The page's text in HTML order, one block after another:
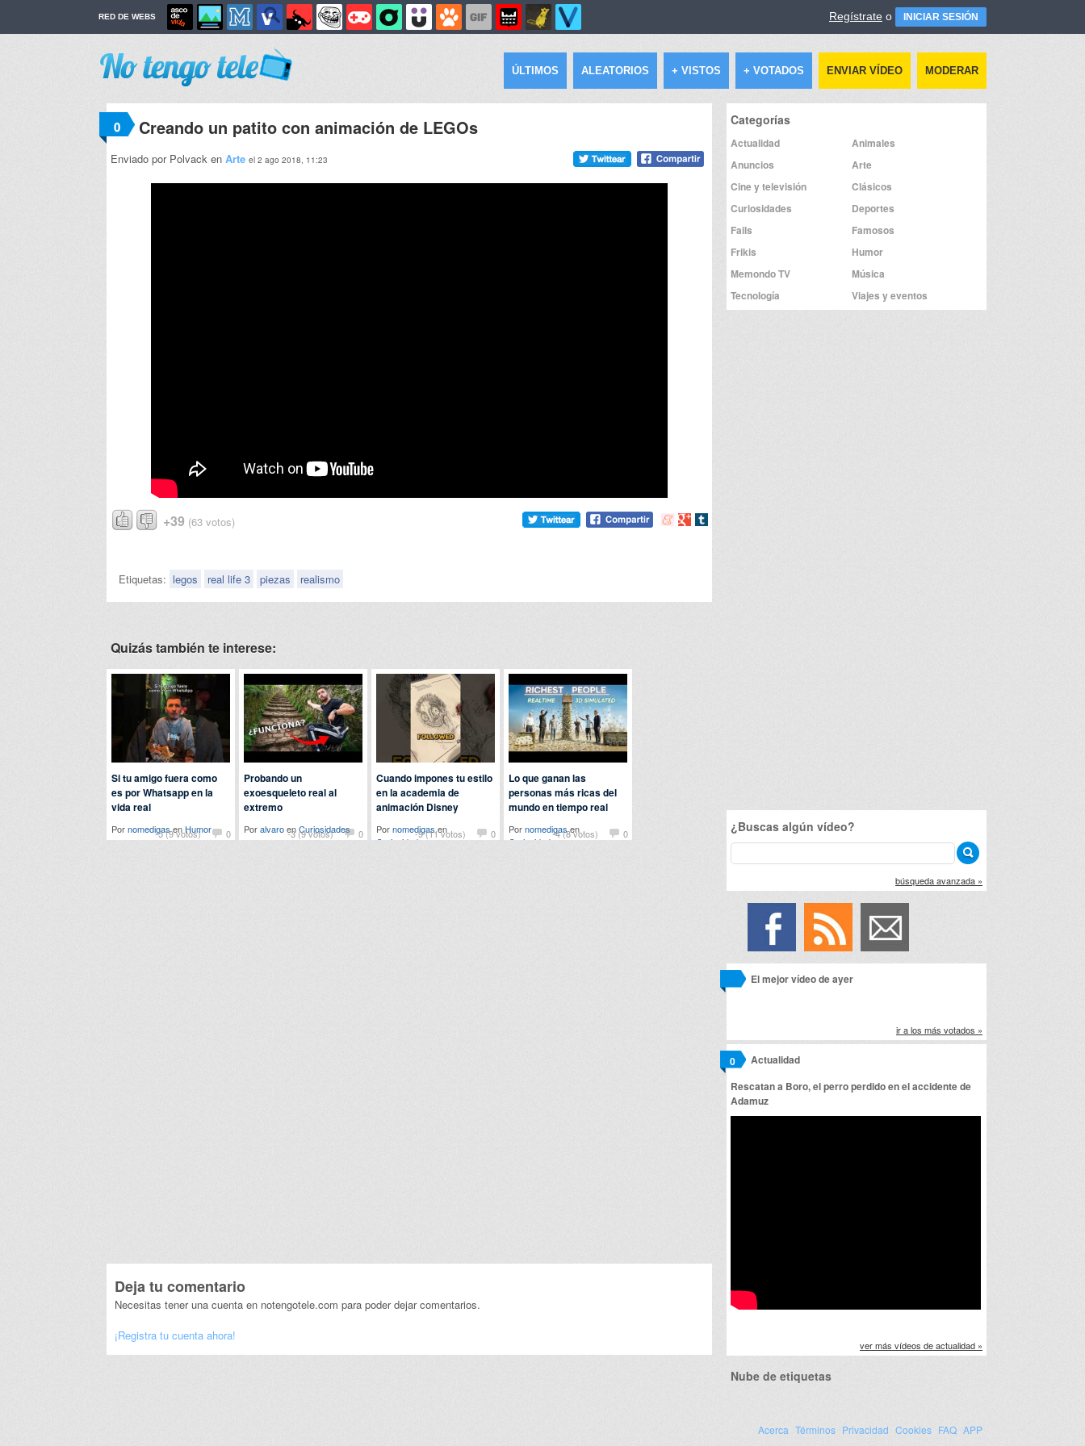
RED DE WEBS Regístrate o INICIAR SESIÓN
ÚLTIMOS ALEATORIOS + VISTOS + VOTADOS ENVIAR VÍDEO MODERAR
0 Creando un patito con animación de LEGOs
Enviado por Polvack en Arte el 2 ago 2018, 11:23
+39 (63 votos)
Compartir
Compartir
Compartir
Etiquetas: legos real life 3 piezas realismo
Quizás también te interese:
-5 (9 votos) 0
Si tu amigo fuera como
es por Whatsapp en la
vida real
Pornomedigasen Humor -3 (9 votos) 0
Probando un
exoesqueleto real al
extremo
PoralvaroenCuriosidades -9 (11 votos) 0
Cuando impones tu estilo
en la academia de
animación Disney
Pornomedigasen
Curiosidades
-4 (8 votos) 0
Lo que ganan las
personas más ricas del
mundo en tiempo real
Pornomedigasen
Curiosidades
Deja tu comentario
Necesitas tener una cuenta en notengotele.com para poder dejar comentarios.
¡Registra tu cuenta ahora!
Categorías
Actualidad
Animales
Anuncios
Arte
Cine y televisión
Clásicos
Curiosidades
Deportes
Fails
Famosos
Frikis
Humor
Memondo TV
Música
Tecnología
Viajes y eventos
¿Buscas algún vídeo?
búsqueda avanzada »
El mejor vídeo de ayer
ir a los más votados »
Actualidad
0
Rescatan a Boro, el perro perdido en el accidente de
Adamuz
ver más vídeos de actualidad »
Nube de etiquetas
Acerca Términos Privacidad Cookies FAQ APP